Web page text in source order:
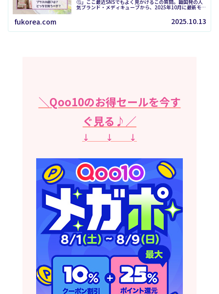
🤔」ここ最近SNSでもよく見かけるこの質問。韓国発の人
気ブランド・メディキューブから、2025年10月に最新モ
fukorea.com 2025.10.13
＼Qoo10のお得セールを今す
ぐ見る♪／
↓ ↓ ↓